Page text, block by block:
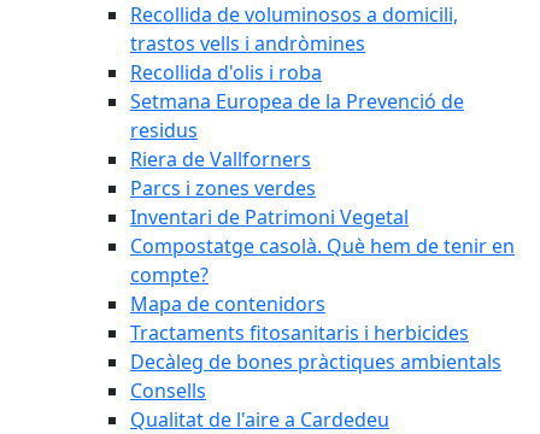
Recollida de voluminosos a domicili,
trastos vells i andròmines
Recollida d'olis i roba
Setmana Europea de la Prevenció de
residus
Riera de Vallforners
Parcs i zones verdes
Inventari de Patrimoni Vegetal
Compostatge casolà. Què hem de tenir en
compte?
Mapa de contenidors
Tractaments fitosanitaris i herbicides
Decàleg de bones pràctiques ambientals
Consells
Qualitat de l'aire a Cardedeu